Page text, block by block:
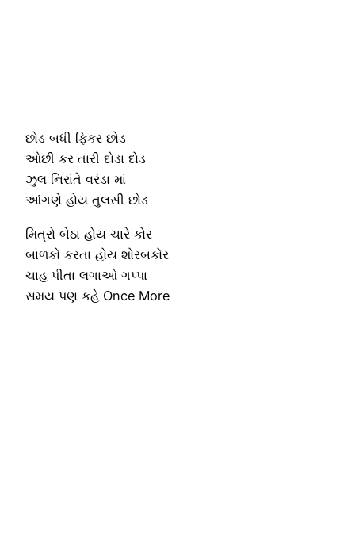
છોડ બધી ફિકર છોડ
ઓછી કર તારી દોડા દોડ
ઝુલ નિરાંતે વરંડા માં
આંગણે હોય તુલસી છોડ
મિત્રો બેઠા હોય ચારે કોર
બાળકો કરતા હોય શોરબકોર
ચાહ પીતા લગાઓ ગપ્પા
સમય પણ કહે Once More